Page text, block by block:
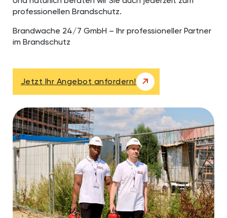
professionellen Brandschutz.
Brandwache 24/7 GmbH – Ihr professioneller Partner
im Brandschutz
Jetzt Ihr Angebot anfordern!